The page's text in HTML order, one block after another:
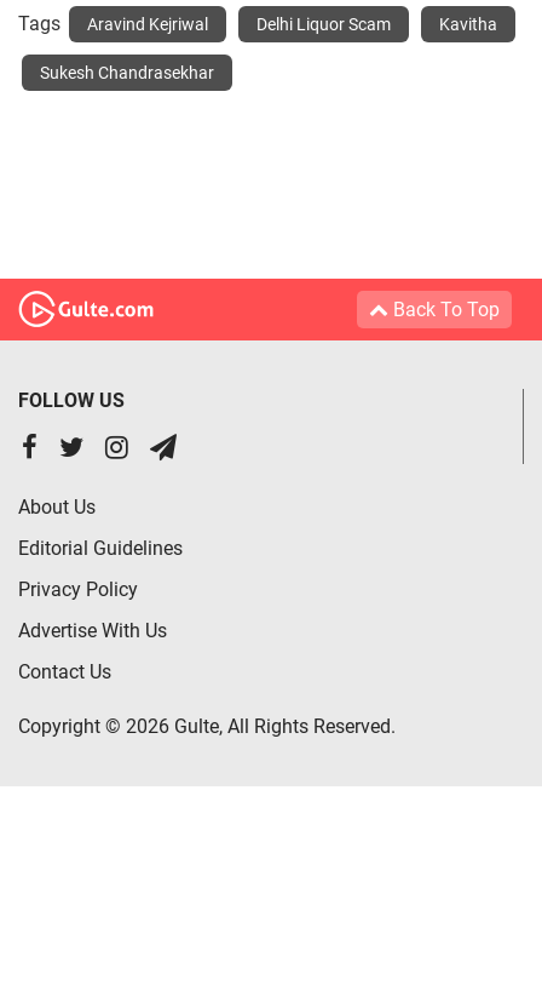
Tags Aravind Kejriwal Delhi Liquor Scam Kavitha
Sukesh Chandrasekhar
Back To Top
FOLLOW US
About Us
Editorial Guidelines
Privacy Policy
Advertise With Us
Contact Us
Copyright © 2026 Gulte, All Rights Reserved.